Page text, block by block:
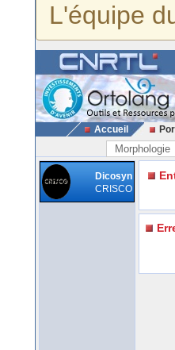
L'équipe
Accueil
Morphologie
Dicosyn
CRISCO